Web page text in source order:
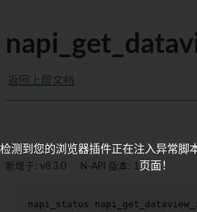
返回上层文档
新增于: v8.3.0 N-API 版本: 1
napi_status
检测到您的浏览器插件正在注入异常脚
页面！